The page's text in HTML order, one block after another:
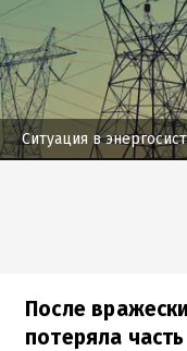
Ситуация в
После
потеряла